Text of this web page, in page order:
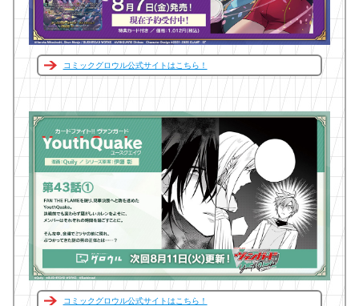
コミックグロウル公式サイトはこちら！
コミックグロウル公式サイトはこちら！